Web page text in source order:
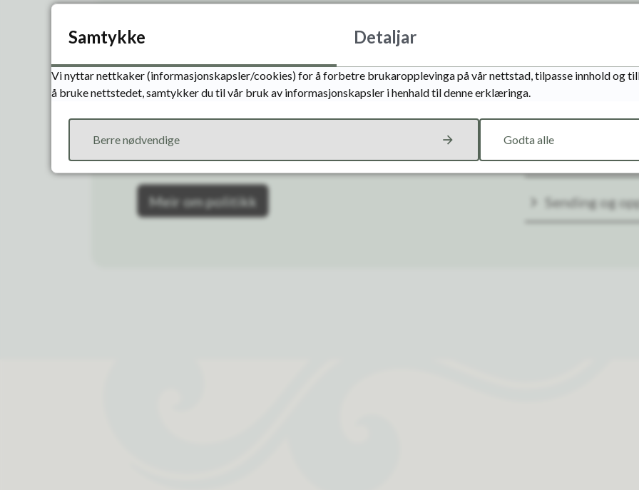
Politikk og innsyn
møter, møtedokument, postliste og aktuelle
høyringar
Meir om politikk
Høyringar og
Sending og
Samtykke Detaljar
Vi nyttar nettkaker (informasjonskapsler/cookies) for å forbetre brukaropplevinga på vår nettstad, tilpasse innhold og
å bruke nettstedet, samtykker du til vår bruk av informasjonskapsler i henhald til denne erklæringa.
Berre nødvendige Godta alle